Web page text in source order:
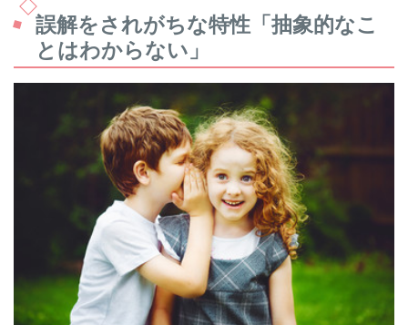
誤解をされがちな特性「抽象的なこ
とはわからない」